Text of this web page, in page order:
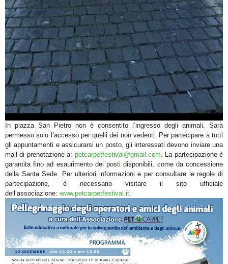
In piazza San Pietro non è consentito l’ingresso degli animali. Sarà
permesso solo l’accesso per quelli dei non vedenti. Per partecipare a tutti
gli appuntamenti e assicurarsi un posto, gli interessati devono inviare una
mail di prenotazione a: petcarpetfestival@gmail.com. La partecipazione è
garantita fino ad esaurimento dei posti disponibili, come da concessione
della Santa Sede. Per ulteriori informazioni e per consultare le regole di
partecipazione, è necessario visitare il sito ufficiale
dell’associazione: www.petcarpetfestival.it.